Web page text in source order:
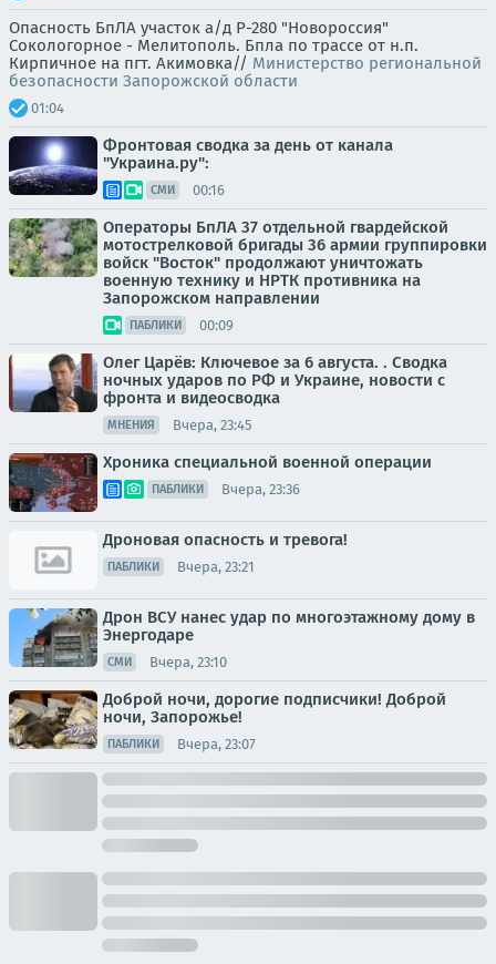
Опасность БпЛА участок а/д Р-280 "Новороссия"
Сокологорное - Мелитополь. Бпла по трассе от н.п.
Кирпичное на пгт. Акимовка// Министерство региональной
безопасности Запорожской области
01:04
Фронтовая сводка за день от канала
"Украина.ру":
СМИ 00:16
Операторы БпЛА 37 отдельной гвардейской
мотострелковой бригады 36 армии группировки
войск "Восток" продолжают уничтожать
военную технику и НРТК противника на
Запорожском направлении
ПАБЛИКИ 00:09
Олег Царёв: Ключевое за 6 августа. . Сводка
ночных ударов по РФ и Украине, новости с
фронта и видеосводка
МНЕНИЯ Вчера, 23:45
Хроника специальной военной операции
ПАБЛИКИ Вчера, 23:36
Дроновая опасность и тревога!
ПАБЛИКИ Вчера, 23:21
Дрон ВСУ нанес удар по многоэтажному дому в
Энергодаре
СМИ Вчера, 23:10
Доброй ночи, дорогие подписчики! Доброй
ночи, Запорожье!
ПАБЛИКИ Вчера, 23:07